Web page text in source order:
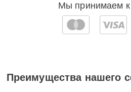
Мы принимаем к
Преимущества нашего